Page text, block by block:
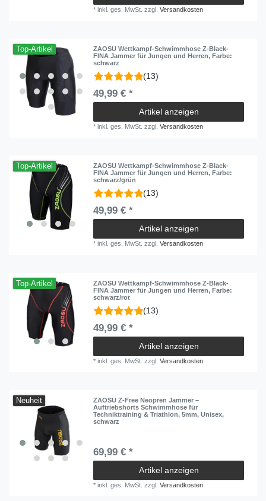
*inkl. ges. MwSt. zzgl.Versandkosten
Top-Artikel
ZAOSU Wettkampf-Schwimmhose Z-Black-
FINA Jammer für Jungen und Herren, Farbe:
schwarz
(13)
49,99 € *
Artikel anzeigen
*inkl. ges. MwSt. zzgl.Versandkosten
Top-Artikel
ZAOSU Wettkampf-Schwimmhose Z-Black-
FINA Jammer für Jungen und Herren, Farbe:
schwarz/grün
(13)
49,99 € *
Artikel anzeigen
*inkl. ges. MwSt. zzgl.Versandkosten
Top-Artikel
ZAOSU Wettkampf-Schwimmhose Z-Black-
FINA Jammer für Jungen und Herren, Farbe:
schwarz/rot
(13)
49,99 € *
Artikel anzeigen
*inkl. ges. MwSt. zzgl.Versandkosten
Neuheit
ZAOSU Z-Free Neopren Jammer –
Auftriebshorts Schwimmhose für
Techniktraining & Triathlon, 5mm, Unisex,
schwarz
69,99 € *
Artikel anzeigen
*inkl. ges. MwSt. zzgl.Versandkosten